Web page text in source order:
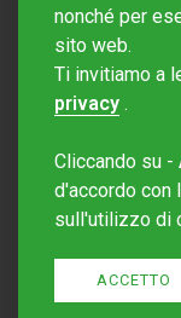
nonché per
sito web.
Ti invitiamo a
privacy .
Cliccando su -
d'accordo con
sull'utilizzo di
ACCETTO